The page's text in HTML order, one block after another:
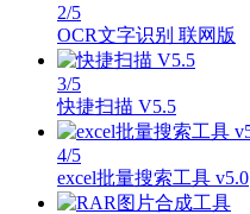
2/5
OCR文字识别 联网版
3/5
快捷扫描 V5.5
4/5
excel批量搜索工具 v5.0